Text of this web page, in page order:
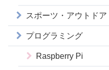
スポーツ・アウトドア
プログラミング
Raspberry Pi